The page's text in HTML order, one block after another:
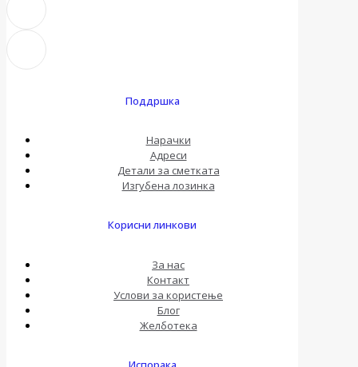
Поддршка
Нарачки
Адреси
Детали за сметката
Изгубена лозинка
Корисни линкови
За нас
Контакт
Услови за користење
Блог
Желботека